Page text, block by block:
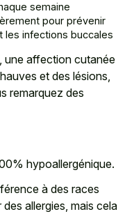
semaine
pour prévenir
les infections buccales
une affection cutanée
et des lésions,
remarquez des
hypoallergénique.
à des races
allergies, mais cela